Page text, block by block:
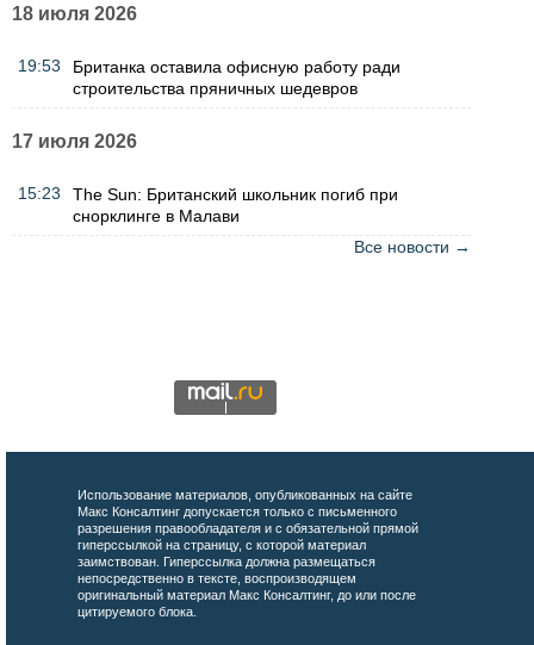
18 июля 2026
19:53
Британка оставила офисную работу ради
строительства пряничных шедевров
17 июля 2026
15:23
The Sun: Британский школьник погиб при
снорклинге в Малави
Все новости →
Использование материалов, опубликованных на сайте
Макс Консалтинг допускается только с письменного
разрешения правообладателя и с обязательной прямой
гиперссылкой на страницу, с которой материал
заимствован. Гиперссылка должна размещаться
непосредственно в тексте, воспроизводящем
оригинальный материал Макс Консалтинг, до или после
цитируемого блока.